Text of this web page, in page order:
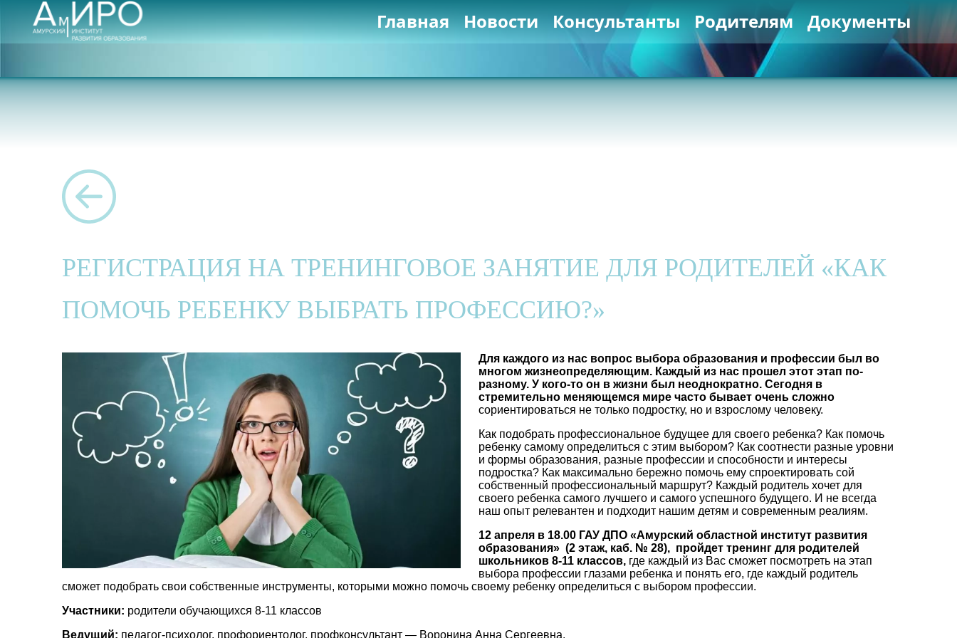
Главная Новости Консультанты Родителям Документы
РЕГИСТРАЦИЯ НА ТРЕНИНГОВОЕ ЗАНЯТИЕ ДЛЯ РОДИТЕЛЕЙ «КАК
ПОМОЧЬ РЕБЕНКУ ВЫБРАТЬ ПРОФЕССИЮ?»
Для каждого из нас вопрос выбора образования и профессии был во
многом жизнеопределяющим. Каждый из нас прошел этот этап по-
разному. У кого-то он в жизни был неоднократно. Сегодня в
стремительно меняющемся мире часто бывает очень сложно
сориентироваться не только подростку, но и взрослому человеку.
Как подобрать профессиональное будущее для своего ребенка? Как помочь
ребенку самому определиться с этим выбором? Как соотнести разные уровни
и формы образования, разные профессии и способности и интересы
подростка? Как максимально бережно помочь ему спроектировать сой
собственный профессиональный маршрут? Каждый родитель хочет для
своего ребенка самого лучшего и самого успешного будущего. И не всегда
наш опыт релевантен и подходит нашим детям и современным реалиям.
12 апреля в 18.00 ГАУ ДПО «Амурский областной институт развития
образования» (2 этаж, каб. № 28), пройдет тренинг для родителей
школьников 8-11 классов, где каждый из Вас сможет посмотреть на этап
выбора профессии глазами ребенка и понять его, где каждый родитель
сможет подобрать свои собственные инструменты, которыми можно помочь своему ребенку определиться с выбором профессии.
Участники: родители обучающихся 8-11 классов
Ведущий: педагог-психолог, профориентолог, профконсультант — Воронина Анна Сергеевна.